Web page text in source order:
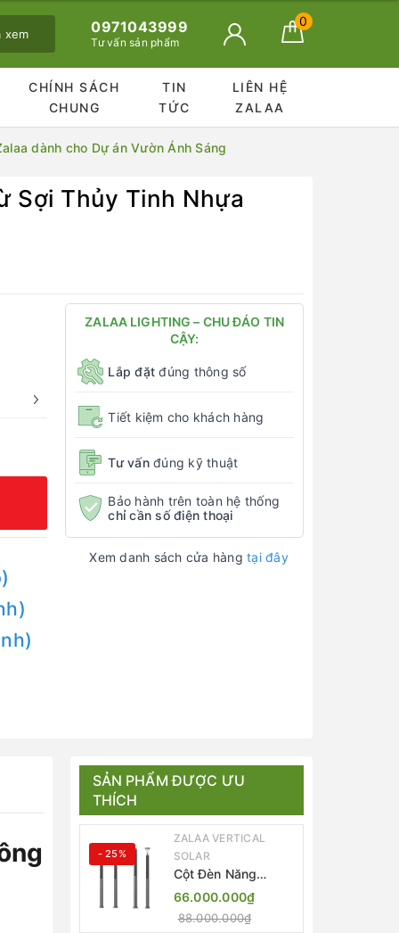
xem 0971043999
Tư vấn sản phẩm
0
CHÍNH SÁCH
CHUNG
TIN
TỨC
LIÊN HỆ
ZALAA
dành cho Dự án Vườn Ánh Sáng
Sợi Thủy Tinh Nhựa
ZALAA LIGHTING – CHU ĐÁO TIN
CẬY:
Lắp đặt đúng thông số
Tiết kiệm cho khách hàng
Tư vấnđúng kỹ thuật
Bảo hành trên toàn hệ thống
chỉ cần số điện thoại
Xem danh sách cửa hàngtại đây
SẢN PHẨM ĐƯỢC ƯU
THÍCH
- 25%
ZALAA VERTICAL
SOLAR
Cột Đèn Năng
Lượng Mặt Trời Dọc
Thông Minh ZSR-
YYDS-360 | ZALAA
66.000.000₫
88.000.000₫